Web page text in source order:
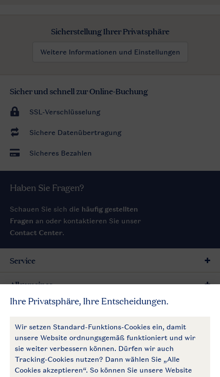
Sicherstellung Ihrer Privatsphäre
Weitere Informationen und Einstellungen
Sicher und schnell zur Online-Buchung
SSL-Verschlüsselung
Sichere Datenübertragung
Sicheres Bezahlen
Haben Sie Fragen?
Schauen Sie sich die häufig gestellten
Fragen an oder kontaktieren Sie unser
Contact Center.
Follow Us
Service
Allgemeines
Mehr Landal
Zahlungsmöglichkeiten